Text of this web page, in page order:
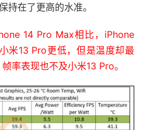
持在了更高的水准。
14 Pro Max相比，iPhone
米13 Pro更低，但是温度却最
率表现也不及小米13 Pro。